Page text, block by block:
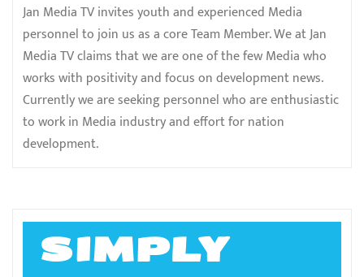
Jan Media TV invites youth and experienced Media
personnel to join us as a core Team Member. We at Jan
Media TV claims that we are one of the few Media who
works with positivity and focus on development news.
Currently we are seeking personnel who are enthusiastic
to work in Media industry and effort for nation
development.
SIMPLY